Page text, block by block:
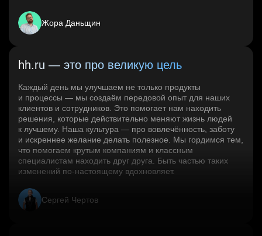
Жора Даньщин
hh.ru — это про великую цель
Каждый день мы улучшаем не только продукты
и процессы — мы создаём передовой опыт для наших
клиентов и сотрудников. Это помогает нам находить
решения, которые действительно меняют жизнь людей
к лучшему. Наша культура — про вовлечённость, заботу
и искреннее желание делать полезное. Мы гордимся тем,
что помогаем крутым компаниям и классным
специалистам находить друг друга. Быть частью таких
изменений по‑настоящему вдохновляет.
Сергей Чертов